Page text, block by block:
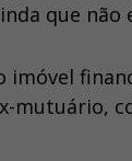
que não
mutuário,